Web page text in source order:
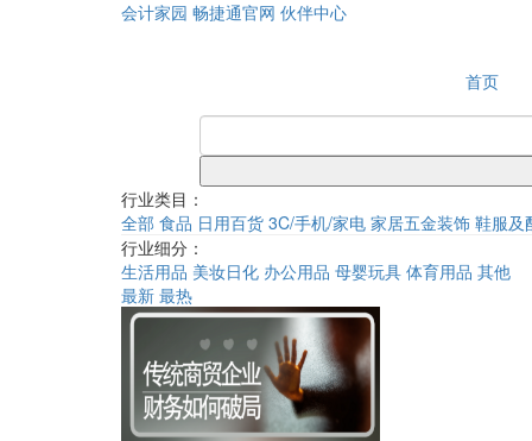
会计家园 畅捷通官网 伙伴中心
首页
行业类目：
全部 食品 日用百货 3C/手机/家电 家居五金装饰 鞋服
行业细分：
生活用品 美妆日化 办公用品 母婴玩具 体育用品 其他
最新 最热